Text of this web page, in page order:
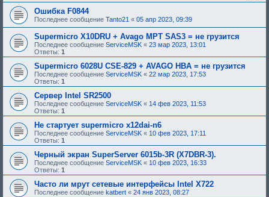
Ошибка F0844
Последнее сообщение Tanto21 « 05 апр 2023, 09:39
Supermicro X10DRU + Avago MPT SAS3 = не грузится
Последнее сообщение ServiceMSK « 23 мар 2023, 13:01
Ответы: 1
Supermicro 6028U CSE-829 + AVAGO HBA = не грузится
Последнее сообщение ServiceMSK « 22 мар 2023, 17:53
Ответы: 1
Сервер Intel SR2500
Последнее сообщение ServiceMSK « 14 фев 2023, 11:53
Ответы: 1
Не стартует supermicro x12dai-n6
Последнее сообщение ServiceMSK « 10 фев 2023, 17:11
Ответы: 1
Черный экран SuperServer 6015b-3R (X7DBR-3).
Последнее сообщение ServiceMSK « 10 фев 2023, 16:33
Ответы: 1
Часто ли мрут сетевые интерфейсы Intel X722
Последнее сообщение katbert « 24 янв 2023, 08:27